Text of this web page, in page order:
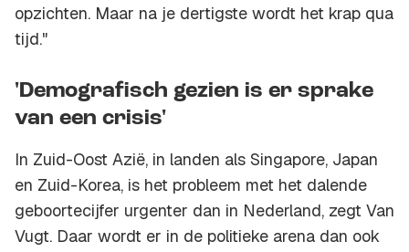
opzichten. Maar na je dertigste wordt het krap qua
tijd."
'Demografisch gezien is er sprake
van een crisis'
In Zuid-Oost Azië, in landen als Singapore, Japan
en Zuid-Korea, is het probleem met het dalende
geboortecijfer urgenter dan in Nederland, zegt Van
Vugt. Daar wordt er in de politieke arena dan ook